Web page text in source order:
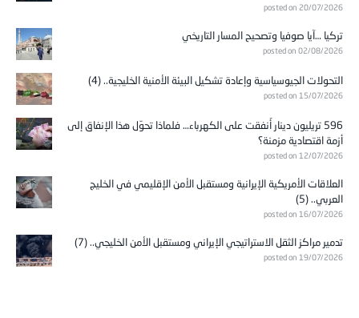
posted on 20/07/2026
تركيا …آيا صوفيا وتصحيح المسار التاريخي
posted on 02/08/2026
التحولات الجيوسياسية وإعادة تشكيل البيئة الأمنية الخليجية.. (4)
posted on 15/07/2026
596 تريليون دينار أُنفقت على الكهرباء… فلماذا تحوّل هذا الإنفاق إلى
أزمة اقتصادية مزمنة؟
posted on 12/07/2026
العلاقات الأمريكية الإيرانية ومستقبل الأمن الإقليمي في الخليج
العربي.. (5)
posted on 16/07/2026
تدمير مراكز الثقل الاستراتيجي الإيراني ومستقبل الأمن الخليجي.. (7)
posted on 19/07/2026